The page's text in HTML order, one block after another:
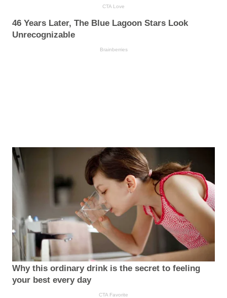
CTA Love
46 Years Later, The Blue Lagoon Stars Look
Unrecognizable
Brainberries
Why this ordinary drink is the secret to feeling
your best every day
CTA Favorite